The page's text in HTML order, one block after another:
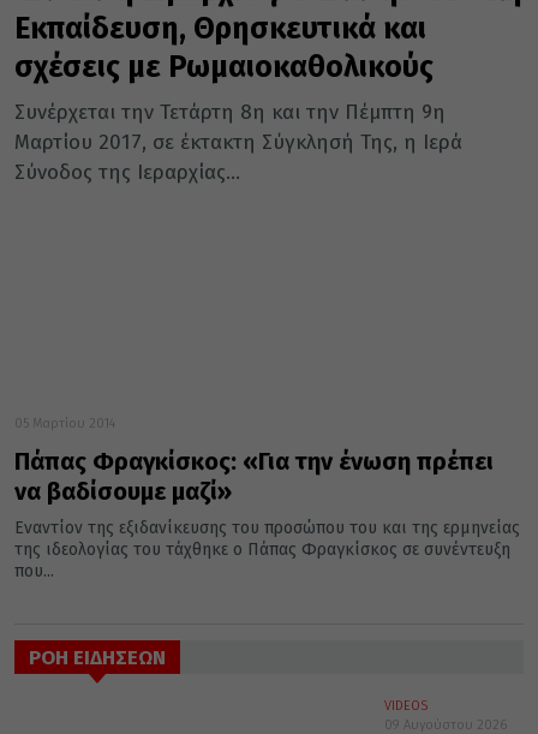
Εκπαίδευση, Θρησκευτικά και
σχέσεις με Ρωμαιοκαθολικούς
Συνέρχεται την Τετάρτη 8η και την Πέμπτη 9η
Μαρτίου 2017, σε έκτακτη Σύγκλησή Της, η Ιερά
Σύνοδος της Ιεραρχίας...
05 Μαρτίου 2014
Πάπας Φραγκίσκος: «Για την ένωση πρέπει
να βαδίσουμε μαζί»
Εναντίον της εξιδανίκευσης του προσώπου του και της ερμηνείας
της ιδεολογίας του τάχθηκε ο Πάπας Φραγκίσκος σε συνέντευξη
που...
ΡΟΗ ΕΙΔΗΣΕΩΝ
VIDEOS
09 Αυγούστου 2026